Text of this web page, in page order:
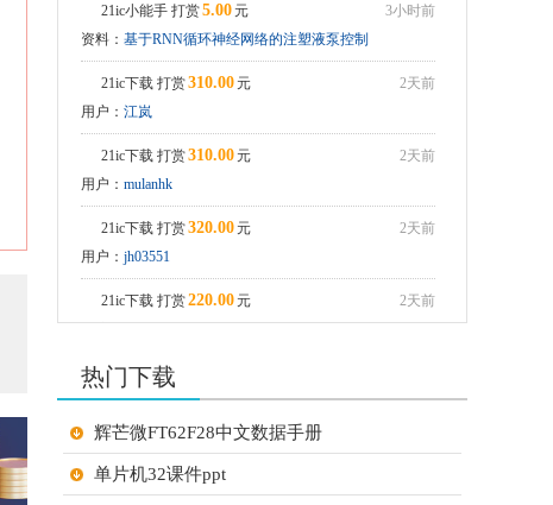
21ic小能手 打赏5.00元
3小时前
资料： 基于RNN循环神经网络的注塑液泵控制
21ic下载 打赏310.00元
2天前
用户： 江岚
21ic下载 打赏310.00元
2天前
用户： mulanhk
21ic下载 打赏320.00元
2天前
用户： jh03551
21ic下载 打赏220.00元
2天前
21ic下载 打赏
用户：潇潇江南
21ic下载 打赏 210.00元
用户：小猫做电路
热门下载
辉芒微FT62F28中文数据手册
单片机32课件ppt